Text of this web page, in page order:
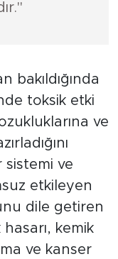
bakıldığında
toksik etki
ve
sistemi ve
etkileyen
dile getiren
kemik
ve kanser